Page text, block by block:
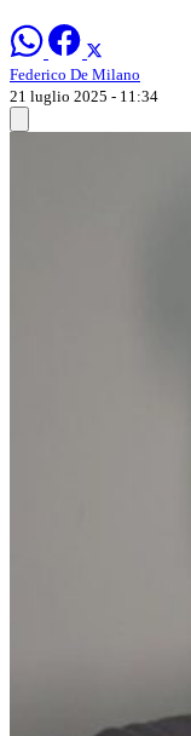
Federico De Milano
21 luglio 2025 - 11:34